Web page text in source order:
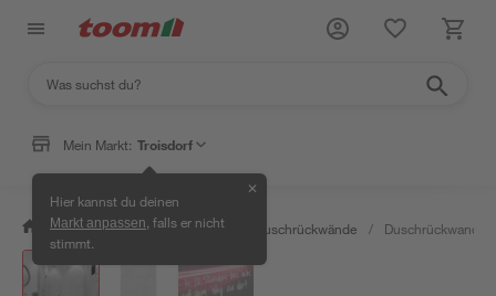
Mein Markt: Troisdorf
Hier kannst du deinen
Markt anpassen , falls er nicht
stimmt.
✕
/ Bad & Sanitär / Duschen Duschrückwände / Duschrückwand